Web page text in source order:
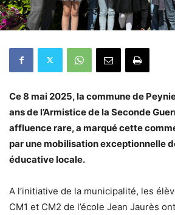
Ce 8 mai 2025, la commune de
ans de l’Armistice de la Seconde
affluence rare, a marqué cette
par une mobilisation exceptionnelle
éducative locale.
A l’initiative de la municipalité, les
CM1 et CM2 de l’école Jean Jaurès